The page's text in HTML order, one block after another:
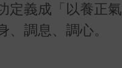
定義成「以養正
、調息、調心。